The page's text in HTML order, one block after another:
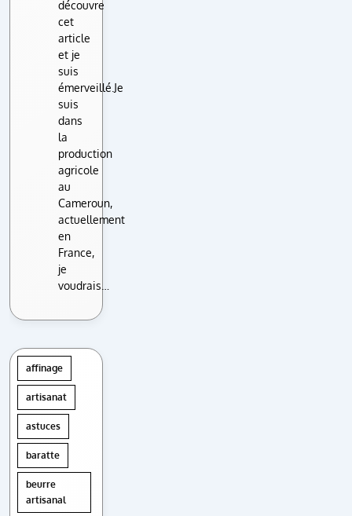
découvre
cet
article
et je
suis
émerveillé.Je
suis
dans
la
production
agricole
au
Cameroun,
actuellement
en
France,
je
voudrais…
affinage
artisanat
astuces
baratte
beurre
artisanal